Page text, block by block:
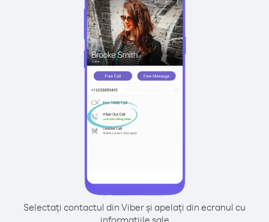
Selectați contactul din Viber și apelați din ecranul cu
informațiile sale